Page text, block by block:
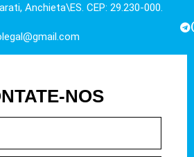
Anchieta\ES. CEP: 29.230-000.
NOS